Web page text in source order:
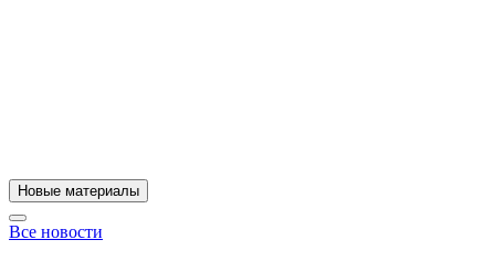
Новые материалы
Все новости